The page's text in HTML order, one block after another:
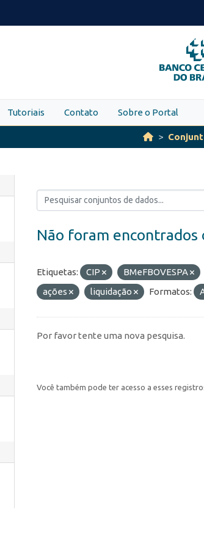
O
Tutoriais Contato Sobre o Portal
Não foram encontrados
Etiquetas: CIP BMeFBOVESPA
ações
liquidação Formatos:
Por favor tente uma nova pesquisa.
Você também pode ter acesso a esses